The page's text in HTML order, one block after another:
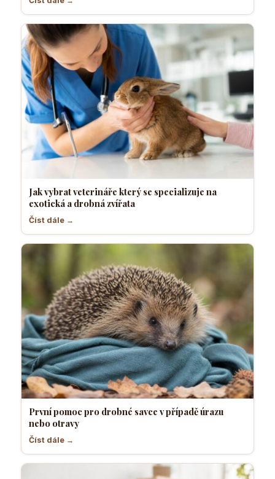
Jak vybrat veterináře který se specializuje na
exotická a drobná zvířata
Číst dále →
První pomoc pro drobné savce v případě úrazu
nebo otravy
Číst dále →